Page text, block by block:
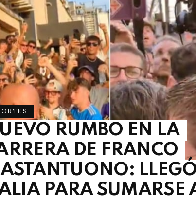
RUMBO EN LA
DE FRANCO
PARA SUMARSE